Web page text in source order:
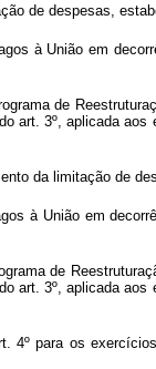
de despesas,
à União em
de
art. 3º, aplicada
da limitação de
à União em
de
art. 3º, aplicada
4º para os